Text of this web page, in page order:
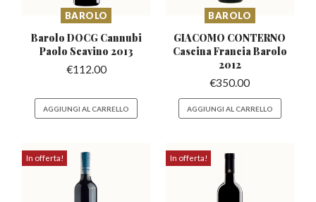
BAROLO
Barolo DOCG Cannubi
Paolo Scavino 2013
€112.00
AGGIUNGI AL CARRELLO
BAROLO
GIACOMO CONTERNO
Cascina Francia Barolo
2012
€350.00
AGGIUNGI AL CARRELLO
In offerta! In offerta!